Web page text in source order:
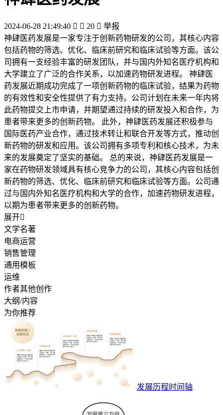
2024-06-28 21:49:40   20  举报
神肆医药发展是一家专注于创新药物研发的公司，其核心内容
包括药物的筛选、优化、临床前研究和临床试验等方面。该公
司拥有一支经验丰富的研发团队，并与国内外知名医疗机构和
大学建立了广泛的合作关系，以加速药物研发进程。 神肆医
药发展近期成功完成了一项创新药物的临床试验，结果为药物
的有效性和安全性提供了有力支持。公司计划在未来一年内将
此药物提交上市申请，并期望通过持续的研发投入和合作，为
患者带来更多的创新药物。 此外，神肆医药发展还积极参与
国际医药产业合作，通过技术转让和联合开发等方式，推动创
新药物的研发和应用。该公司拥有多项专利和核心技术，为未
来的发展奠定了坚实的基础。 总的来说，神肆医药发展是一
家在药物研发领域具有核心竞争力的公司，其核心内容包括创
新药物的筛选、优化、临床前研究和临床试验等方面。公司通
过与国内外知名医疗机构和大学的合作，加速药物研发进程，
以期为患者带来更多的创新药物。
展开
文学名著
电商运营
销售管理
通用模板
运维
作者其他创作
大纲/内容
为你推荐
发展历程时间轴